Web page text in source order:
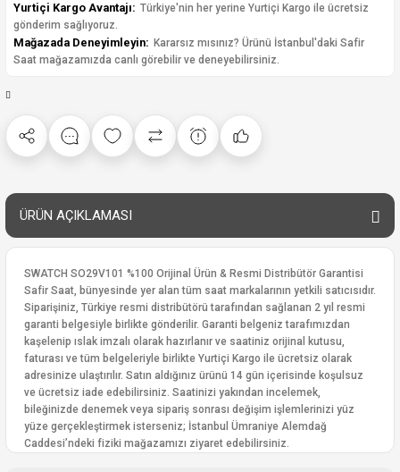
Yurtiçi Kargo Avantajı: Türkiye'nin her yerine Yurtiçi Kargo ile ücretsiz
gönderim sağlıyoruz.
Mağazada Deneyimleyin: Kararsız mısınız? Ürünü İstanbul'daki Safir
Saat mağazamızda canlı görebilir ve deneyebilirsiniz.
ÜRÜN AÇIKLAMASI
SWATCH SO29V101 %100 Orijinal Ürün & Resmi Distribütör Garantisi
Safir Saat, bünyesinde yer alan tüm saat markalarının yetkili satıcısıdır.
Siparişiniz, Türkiye resmi distribütörü tarafından sağlanan 2 yıl resmi
garanti belgesiyle birlikte gönderilir. Garanti belgeniz tarafımızdan
kaşelenip ıslak imzalı olarak hazırlanır ve saatiniz orijinal kutusu,
faturası ve tüm belgeleriyle birlikte Yurtiçi Kargo ile ücretsiz olarak
adresinize ulaştırılır. Satın aldığınız ürünü 14 gün içerisinde koşulsuz
ve ücretsiz iade edebilirsiniz. Saatinizi yakından incelemek,
bileğinizde denemek veya sipariş sonrası değişim işlemlerinizi yüz
yüze gerçekleştirmek isterseniz; İstanbul Ümraniye Alemdağ
Caddesi’ndeki fiziki mağazamızı ziyaret edebilirsiniz.